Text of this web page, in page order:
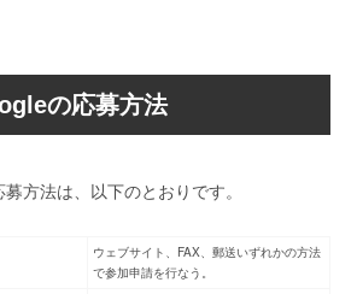
の応募方法
方法は、以下のとおりです。
ウェブサイト、FAX、郵送いずれかの方法
で参加申請を行なう。